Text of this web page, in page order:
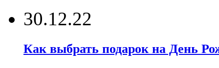
30.12.22
Как выбрать подарок на День